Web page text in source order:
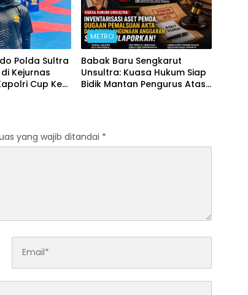
Polda Sultra
Kejurnas
Cup Ke-
METRO
Babak Baru Sengkarut
Unsultra: Kuasa Hukum Siap
Bidik Mantan Pengurus Atas
yang wajib ditandai *